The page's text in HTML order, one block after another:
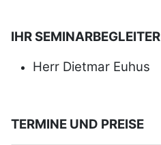
IHR SEMINARBEGLEITER
Herr Dietmar Euhus
TERMINE UND PREISE